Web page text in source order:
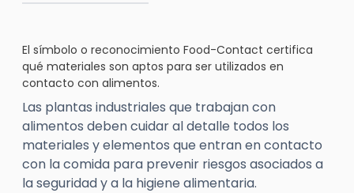
El símbolo o reconocimiento Food-Contact certifica
qué materiales son aptos para ser utilizados en
contacto con alimentos.
Las plantas industriales que trabajan con
alimentos deben cuidar al detalle todos los
materiales y elementos que entran en contacto
con la comida para prevenir riesgos asociados a
la seguridad y a la higiene alimentaria.